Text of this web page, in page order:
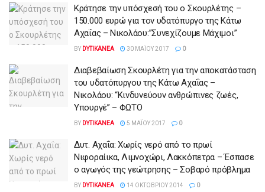
Κράτησε την υπόσχεσή του ο Σκουρλέτης –
150.000 ευρώ για τον υδατόπυργο της Κάτω
Αχαΐας – Νικολάου:”Συνεχίζουμε Μάχιμοι”
BY DYTIKANEA 30 ΜΑΪ́ΟΥ 2017 0
Διαβεβαίωση Σκουρλέτη για την αποκατάσταση
του υδατόπυργου της Κάτω Αχαΐας –
Νικολάου: “Κινδυνεύουν ανθρώπινες ζωές,
Υπουργέ” – ΦΩΤΟ
BY DYTIKANEA 5 ΜΑΪ́ΟΥ 2017 0
Δυτ. Αχαΐα: Χωρίς νερό από το πρωί
Νιφοραίικα, Λιμνοχώρι, Λακκόπετρα – Έσπασε
ο αγωγός της γεώτρησης – Σοβαρό πρόβλημα
BY DYTIKANEA 14 ΟΚΤΩΒΡΊΟΥ 2014 0